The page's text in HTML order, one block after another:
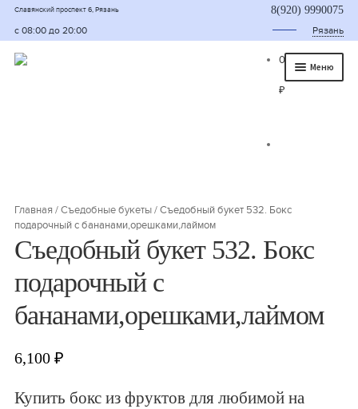
Славянский проспект 6, Рязань
с 08:00 до 20:00
8(920) 9990075
Рязань
Меню
Букет из фруктов и овощей
Сладкие букеты из конфет
Овощные букеты
0
₽
Главная /Съедобные букеты/Съедобный букет 532. Бокс
подарочный с бананами,орешками,лаймом
Съедобный букет 532. Бокс
подарочный с
бананами,орешками,лаймом
6,100₽
Купить бокс из фруктов для любимой на